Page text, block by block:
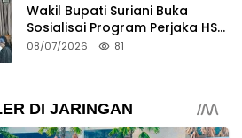
Wakil Bupati Suriani Buka
Sosialisai Program Perjaka HSS
Semangat
08/07/2026 81